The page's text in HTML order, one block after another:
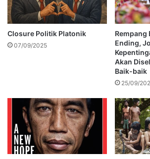
Closure Politik Platonik
07/09/2025
Rempang
Ending,
Akan
Baik-baik
25/09/